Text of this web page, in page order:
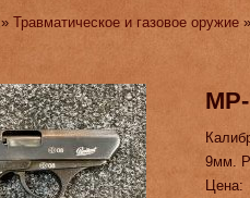
»Травматическое и газовое оружие
9мм.
Цена: